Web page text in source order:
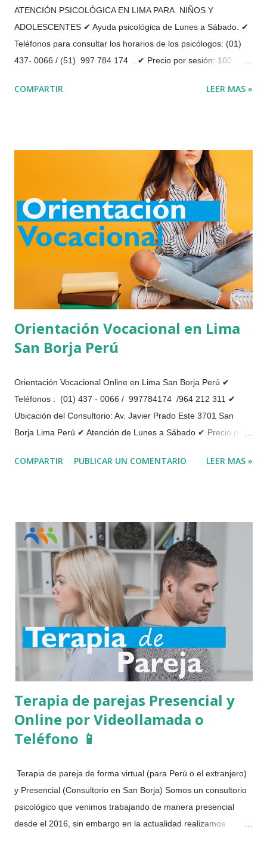
ATENCIÓN PSICOLÓGICA EN LIMA PARA NIÑOS Y
ADOLESCENTES ✔ Ayuda psicológica de Lunes a Sábado. ✔
Teléfonos para consultar los horarios de los psicólogos: (01)
437- 0066 / (51) 997 784 174 . ✔ Precio por sesión: 100
de atención y terapia psicológica de forma virtual, a través de
integral, apoyándonos en pruebas psicológicas, la entrevista
personal, observación del comportamiento y la entrevista
familiar para poder analizar y tratar el problema que los niños
o jóvenes están atravesando , estos problemas pueden estar
afectando diversas de su vida personal, académica, familiar o
social. Se le brinda un ambiente de confianza y tranquilidad
COMPARTIR LEER MAS »
Orientación Vocacional en Lima
San Borja Perú
Orientación Vocacional Online en Lima San Borja Perú ✔
Teléfonos : (01) 437 - 0066 / 997784174 /964 212 311 ✔
Ubicación del Consultorio: Av. Javier Prado Este 3701 San
Borja Lima Perú ✔ Atención de Lunes a Sábado ✔ Precio por
numero de sesiones de Orientación Vocacional Online Cada
lograr los resultados esperados. La orientación vocacional
ayuda a poder optar por una carrera profesional, sea superior
o técnica, identificando las fortalezas y debilidades personales,
así como los intereses, motivaciones y expectativas, de modo
que se realizar un estudio completo de la persona para lograr
el equilibrio entre las habilidades personales del estudiante y
las posibles elecciones profesionales. Existe ...
COMPARTIR PUBLICAR UN COMENTARIO LEER MAS »
Terapia de parejas Presencial y
Online por Videollamada o
Teléfono 📱
Terapia de pareja de forma virtual (para Perú o el extranjero)
y Presencial (Consultorio en San Borja) Somos un consultorio
psicológico que venimos trabajando de manera presencial
desde el 2016, sin embargo en la actualidad realizamos